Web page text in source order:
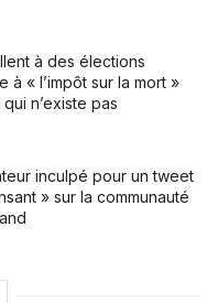
à des élections
« l’impôt sur la mort »
n’existe pas
inculpé pour un tweet
» sur la communauté